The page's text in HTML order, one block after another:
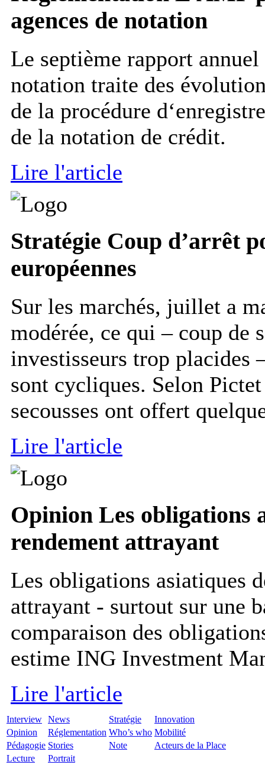
agences de notation
Le septième rapport
notation traite des
de la procédure
de la notation de crédit.
Lire l'article
Stratégie Coup d’arrêt
européennes
Sur les marchés, juillet a
modérée, ce qui – coup de
investisseurs trop placides
sont cycliques. Selon
secousses ont offert
Lire l'article
Opinion Les obligations
rendement attrayant
Les obligations asiatiques
attrayant - surtout sur une
comparaison des
estime ING Investment
Lire l'article
Interview News Stratégie
Innovation
Opinion
Réglementation Who’s who Mobilité
Pédagogie Stories Note
Acteurs de la Place
Lecture
Portrait